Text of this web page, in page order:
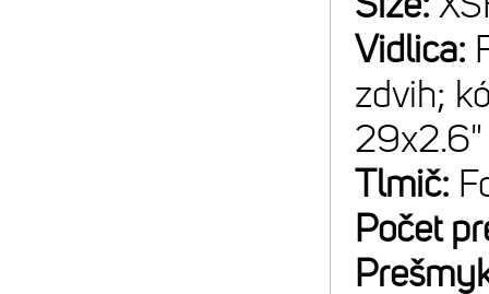
Vidlica:
zdvih;
29x2.6"
Tlmič:
Počet